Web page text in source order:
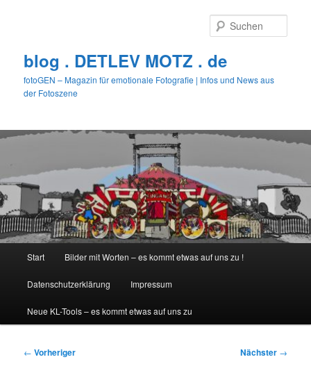
blog . DETLEV MOTZ . de
fotoGEN – Magazin für emotionale Fotografie | Infos und News aus
der Fotoszene
Start Bilder mit Worten – es kommt etwas auf uns zu !
Datenschutzerklärung Impressum
Neue KL-Tools – es kommt etwas auf uns zu
Beitragsnavigation
← Vorheriger Nächster →